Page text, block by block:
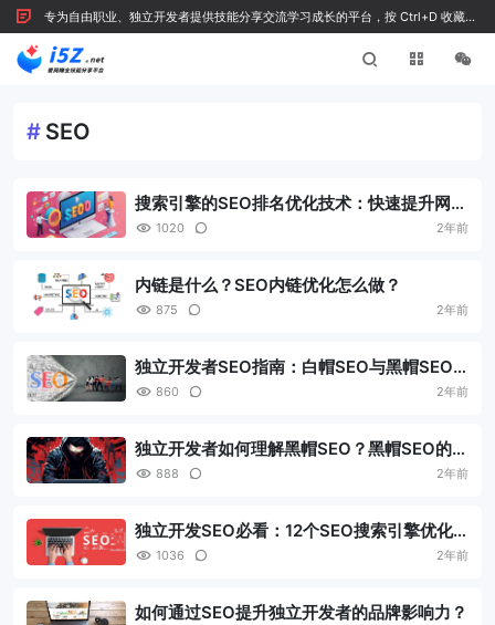
专为自由职业、独立开发者提供技能分享交流学习成长的平台，按 Ctrl+D 收藏我
们
# SEO
搜索引擎的SEO排名优化技术：快速提升网站
排名的有效方法
1020 2年前
内链是什么？SEO内链优化怎么做？
875 2年前
独立开发者SEO指南：白帽SEO与黑帽SEO
的核心区别解析
860 2年前
独立开发者如何理解黑帽SEO？黑帽SEO的盈
利模式解析
888 2年前
独立开发SEO必看：12个SEO搜索引擎优化
技巧全解析
1036 2年前
如何通过SEO提升独立开发者的品牌影响力？